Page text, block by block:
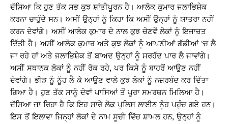
ਦੱਸਿਆ ਕਿ ਹੁਣ ਤੱਕ ਸਭ ਕੁਝ ਸ਼ਾਂਤੀਪੂਰਨ ਹੈ। ਆਲੋਕ ਕੁਮਾਰ ਜਲਾਭਿਸ਼ੇਕ
ਕਰਨਾ ਚਾਹੁੰਦੇ ਸਨ। ਅਸੀਂ ਉਨ੍ਹਾਂ ਨੂੰ ਕਿਹਾ ਕਿ ਅਸੀਂ ਉਨ੍ਹਾਂ ਨੂੰ ਯਾਤਰਾ ਨਹੀਂ
ਕਰਨ ਦੇਵਾਂਗੇ। ਅਸੀਂ ਆਲੋਕ ਕੁਮਾਰ ਦੇ ਨਾਲ ਕੁਝ ਚੋਣਵੇਂ ਲੋਕਾਂ ਨੂੰ ਇਜਾਜ਼ਤ
ਦਿੱਤੀ ਹੈ। ਅਸੀਂ ਆਲੋਕ ਕੁਮਾਰ ਅਤੇ ਕੁਝ ਲੋਕਾਂ ਨੂੰ ਆਪਣੀਆਂ ਗੱਡੀਆਂ ‘ਚ ਲੈ
ਜਾ ਰਹੇ ਹਾਂ ਅਤੇ ਜਲਾਭਿਸ਼ੇਕ ਤੋਂ ਬਾਅਦ ਉਨ੍ਹਾਂ ਨੂੰ ਸਰਹੱਦ ਪਾਰ ਲੈ ਜਾਵਾਂਗੇ।
ਅਸੀਂ ਸਥਾਨਕ ਲੋਕਾਂ ਨੂੰ ਨਹੀਂ ਰੋਕ ਰਹੇ, ਪਰ ਕਿਸੇ ਨੂੰ ਬਾਹਰੋਂ ਆਉਣ ਨਹੀਂ
ਦੇਵਾਂਗੇ। ਭੀੜ ਨੂੰ ਨੂੰਹ ਲੈ ਕੇ ਆਉਣ ਵਾਲੇ ਕੁਝ ਲੋਕਾਂ ਨੂੰ ਨਜ਼ਰਬੰਦ ਕਰ ਦਿੱਤਾ
ਗਿਆ ਹੈ। ਹੁਣ ਤੱਕ ਸਾਨੂੰ ਦੋਵਾਂ ਪਾਸਿਆਂ ਤੋਂ ਪੂਰਾ ਸਮਰਥਨ ਮਿਲਿਆ ਹੈ।
ਦੱਸਿਆ ਜਾ ਰਿਹਾ ਹੈ ਕਿ ਇਹ ਸਾਰੇ ਲੋਕ ਪੁਲਿਸ ਲਾਈਨ ਨੂੰਹ ਪਹੁੰਚ ਗਏ ਹਨ।
ਇਸ ਤੋਂ ਇਲਾਵਾ ਜਿਨ੍ਹਾਂ ਲੋਕਾਂ ਦੇ ਨਾਮ ਸੂਚੀ ਵਿੱਚ ਸ਼ਾਮਲ ਹਨ, ਉਨ੍ਹਾਂ ਨੂੰ